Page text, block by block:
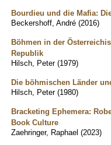
Bourdieu und die Mafia:
Beckershoff, André (2016)
Böhmen in der
Republik
Hilsch, Peter (1979)
Die böhmischen Länder
Hilsch, Peter (1980)
Bracketing Ephemera:
Book Culture
Zaehringer, Raphael (2023)